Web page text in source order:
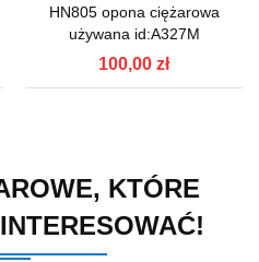
HN805 opona ciężarowa
używana id:A327M
100,00 zł
KTÓRE